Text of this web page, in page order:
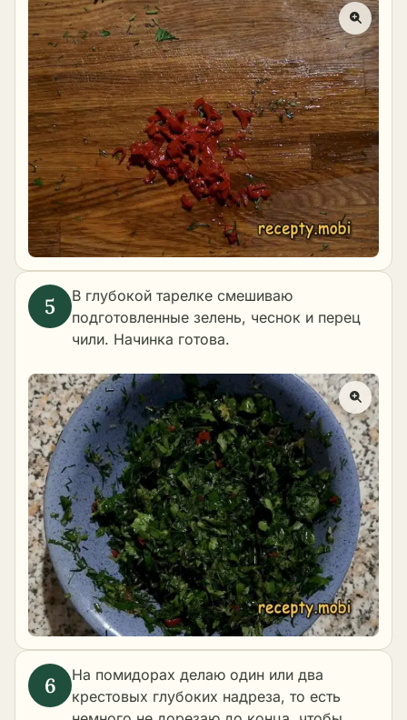
В глубокой тарелке смешиваю
подготовленные зелень, чеснок и перец
чили. Начинка готова.
На помидорах делаю один или два
крестовых глубоких надреза, то есть